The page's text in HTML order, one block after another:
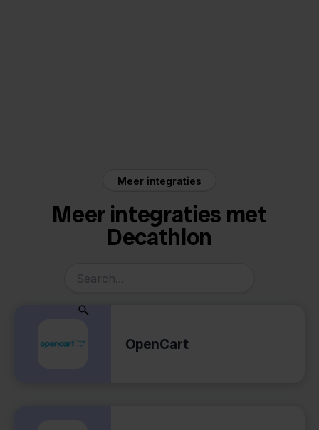
Meer integraties
Meer integraties met
Decathlon
OpenCart